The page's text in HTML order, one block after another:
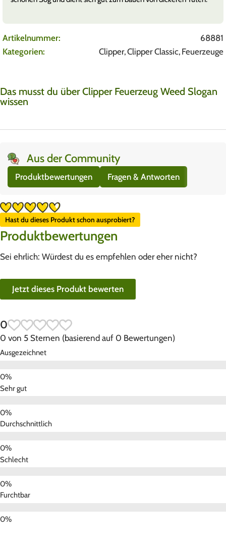
Artikelnummer:
68881
Kategorien:
Clipper,Clipper Classic, Feuerzeuge
Das musst du über Clipper Feuerzeug Weed Slogan
wissen
Aus der Community
Produktbewertungen Fragen & Antworten
Hast du dieses Produkt schon ausprobiert?
Produktbewertungen
Sei ehrlich: Würdest du es empfehlen oder eher nicht?
Jetzt dieses Produkt bewerten
0
0 von 5 Sternen (basierend auf 0 Bewertungen)
Ausgezeichnet
Sehr gut
Durchschnittlich
Schlecht
Furchtbar